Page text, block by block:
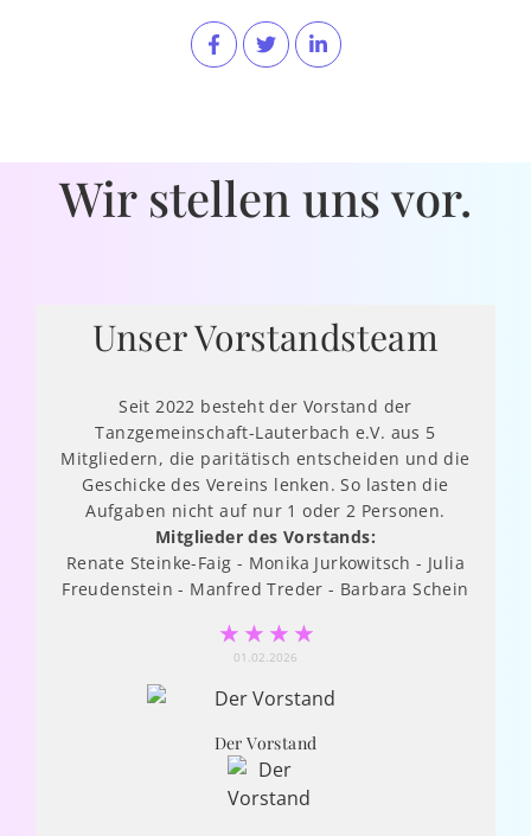
Wir stellen uns vor.
Der Vorstand
Unser Vorstandsteam
Seit 2022 besteht der Vorstand der
Tanzgemeinschaft-Lauterbach e.V. aus 5
Mitgliedern, die paritätisch entscheiden und die
Geschicke des Vereins lenken. So lasten die
Aufgaben nicht auf nur 1 oder 2 Personen.
Mitglieder des Vorstands:
Renate Steinke-Faig - Monika Jurkowitsch - Julia
Freudenstein - Manfred Treder - Barbara Schein
☆ ☆ ☆ ☆
01.02.2026